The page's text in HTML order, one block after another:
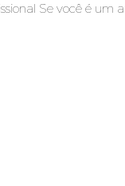
Se você é